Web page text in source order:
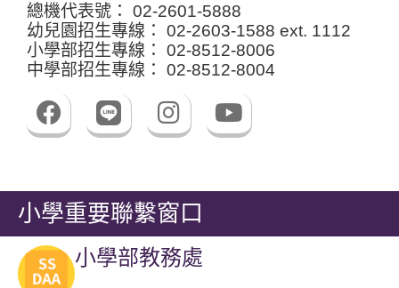
總機代表號： 02-2601-5888
幼兒園招生專線：
02-2603-1588 ext. 1112
小學部招生專線：
02-8512-8006
中學部招生專線：
02-8512-8004
F
a
b
o
o
k
I
n
a
g
r
Y
o
小學重要聯繫窗口
小學部教務處